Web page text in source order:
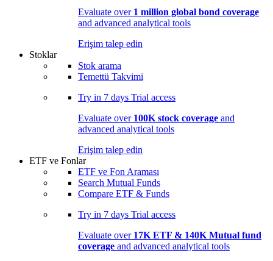
Evaluate over 1 million global bond coverage
and advanced analytical tools
Erişim talep edin
Stoklar
Stok arama
Temettü Takvimi
Try in 7 days Trial access
Evaluate over 100K stock coverage and
advanced analytical tools
Erişim talep edin
ETF ve Fonlar
ETF ve Fon Araması
Search Mutual Funds
Compare ETF & Funds
Try in 7 days Trial access
Evaluate over 17K ETF & 140K Mutual fund
coverage and advanced analytical tools